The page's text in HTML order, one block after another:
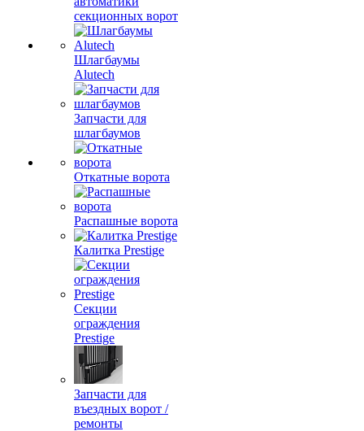
секционных ворот
Шлагбаумы
Alutech
Запчасти для
шлагбаумов
Откатные ворота
Распашные ворота
Калитка Prestige
Секции
ограждения
Prestige
Запчасти для
въездных ворот /
ремонты